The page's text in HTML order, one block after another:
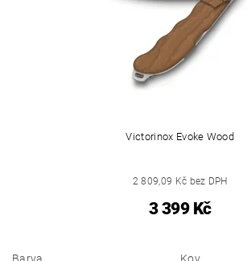
Victorinox Evoke Wood
2 809,09 Kč bez DPH
3 399 Kč